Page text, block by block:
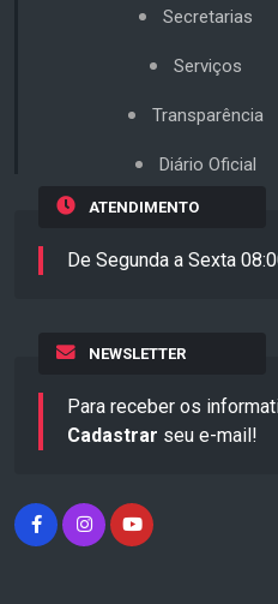
Secretarias
Serviços
Transparência
Diário Oficial
ATENDIMENTO
De Segunda a Sexta
NEWSLETTER
Para receber os
Cadastrar seu e-mail!